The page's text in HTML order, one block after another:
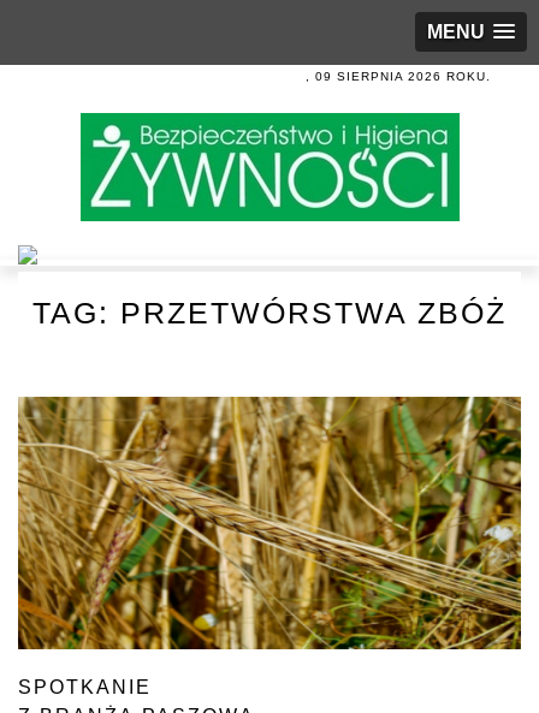
MENU
, 09 SIERPNIA 2026 ROKU.
TAG: PRZETWÓRSTWA ZBÓŻ
SPOTKANIE